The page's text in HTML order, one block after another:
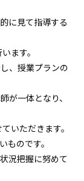
に見て指導する
ます。
、授業プランの
が一体となり、
いただきます。
ものです。
況把握に努めて